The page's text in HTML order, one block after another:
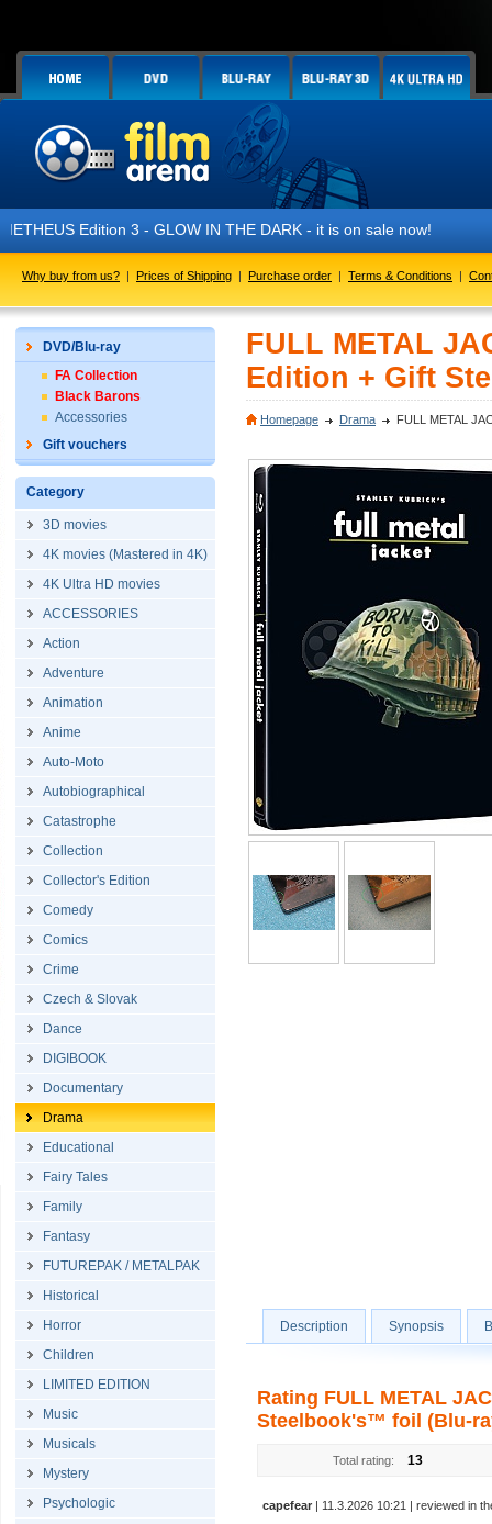
3 - GLOW IN THE DARK - it is on sale now!
Why buy from us? | Prices of Shipping | Purchase order | Terms & Conditions |
DVD/Blu-ray
FA Collection
Black Barons
Accessories
Gift vouchers
Category
3D movies
4K movies (Mastered in 4K)
4K Ultra HD movies
ACCESSORIES
Action
Adventure
Animation
Anime
Auto-Moto
Autobiographical
Catastrophe
Collection
Collector's Edition
Comedy
Comics
Crime
Czech & Slovak
Dance
DIGIBOOK
Documentary
Drama
Educational
Fairy Tales
Family
Fantasy
FUTUREPAK / METALPAK
Historical
Horror
Children
LIMITED EDITION
Music
Musicals
Mystery
Psychologic
FULL METAL
Edition + Gift
Homepage Drama FULL METAL
Description Synopsis
Rating FULL METAL
Steelbook's™ foil (Blu-
Total rating: 13
capefear | 11.3.2026 10:21 | reviewed in